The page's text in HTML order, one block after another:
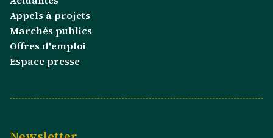
Appels à projets
Marchés publics
Offres d'emploi
Espace presse